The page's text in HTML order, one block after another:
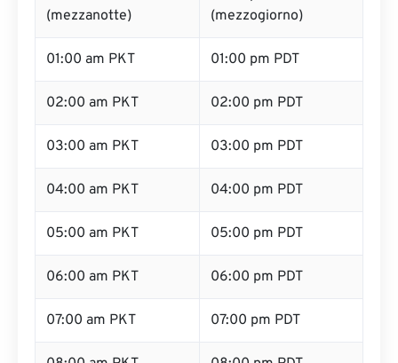
(mezzanotte)
(mezzogiorno)
01:00 am PKT 01:00 pm PDT
02:00 am PKT 02:00 pm PDT
03:00 am PKT 03:00 pm PDT
04:00 am PKT 04:00 pm PDT
05:00 am PKT 05:00 pm PDT
06:00 am PKT 06:00 pm PDT
07:00 am PKT 07:00 pm PDT